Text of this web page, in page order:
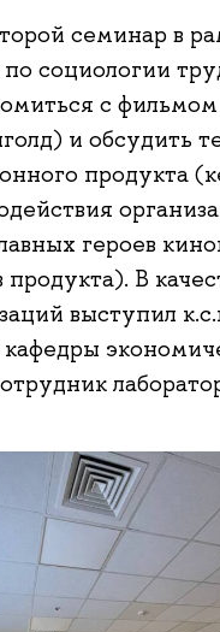
семинар в
социологии
с
и обсудить
продукта
героев
В
выступил